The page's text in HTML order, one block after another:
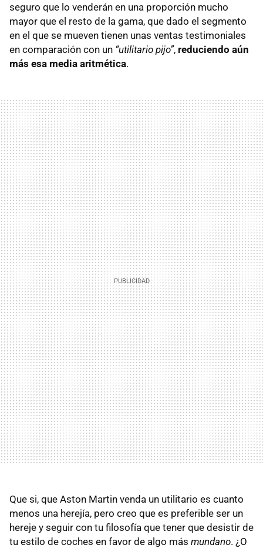
seguro que lo venderán en una proporción mucho
mayor que el resto de la gama, que dado el segmento
en el que se mueven tienen unas ventas testimoniales
en comparación con un “utilitario pijo”, reduciendo aún
más esa media aritmética.
Que si, que Aston Martin venda un utilitario es cuanto
menos una herejía, pero creo que es preferible ser un
hereje y seguir con tu filosofía que tener que desistir de
tu estilo de coches en favor de algo más mundano. ¿O